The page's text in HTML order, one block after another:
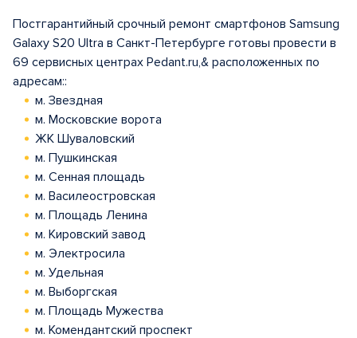
Постгарантийный срочный ремонт смартфонов Samsung
Galaxy S20 Ultra в Санкт-Петербурге готовы провести в
69 сервисных центрах Pedant.ru,& расположенных по
адресам::
м. Звездная
м. Московские ворота
ЖК Шуваловский
м. Пушкинская
м. Сенная площадь
м. Василеостровская
м. Площадь Ленина
м. Кировский завод
м. Электросила
м. Удельная
м. Выборгская
м. Площадь Мужества
м. Комендантский проспект